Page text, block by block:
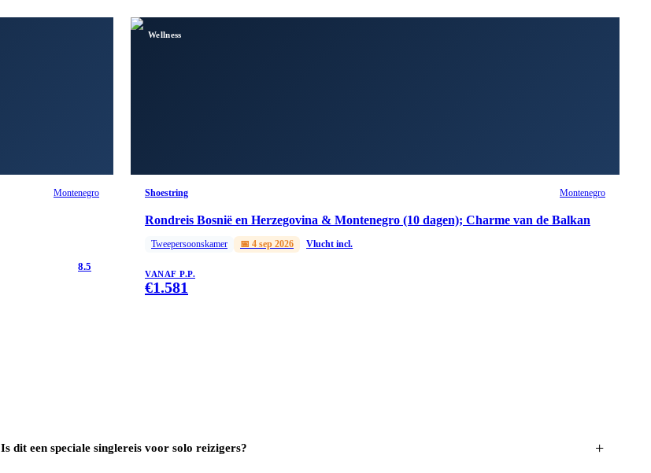
Montenegro
8.5
Wellness
Shoestring Montenegro
Rondreis Bosnië en Herzegovina & Montenegro (10 dagen); Charme van de Balkan
Tweepersoonskamer 📅 4 sep 2026 Vlucht incl.
VANAF P.P.
€1.581
Is dit een speciale singlereis voor solo reizigers? +